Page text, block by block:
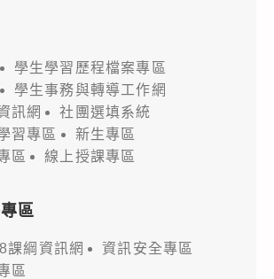
學生學習歷程檔案專區
學生事務與轉導工作網
訊網
社團選填系統
習專區
新生專區
區
線上授課專區
區
課綱資訊網
資訊安全專區
區